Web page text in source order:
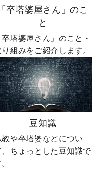
は、想像以上の結果でし
た。 そして、その後やじ
社長の運命を大きく変え
出来事が起こります。
きは第4話「逆転編」。
ひ最後までご覧いただ
、感想をコメントで教
てください！ 「いい
ね」「保存」「フォロ
ー」も励みになります。
ーーーーーーーーーー
ーーーーーー 創業明治15
｜卒塔婆専門メーカー
東京・日の出町を拠点
、全国6,000以上のお寺
とお取引する、 お寺のこ
「卒塔婆屋さん」のこ
と
卒塔婆屋さん」のこと・
り組みをご紹介します。
豆知識
教や卒塔婆などについ
、ちょっとした豆知識で